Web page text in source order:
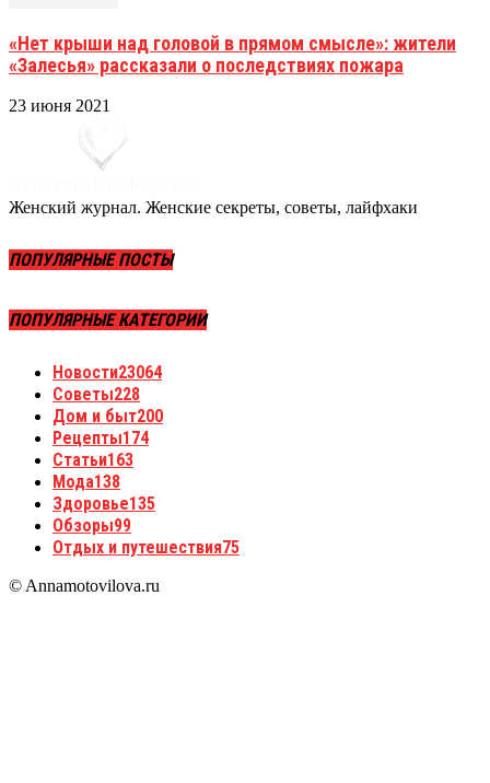
«Нет крыши над головой в прямом смысле»: жители
«Залесья» рассказали о последствиях пожара
23 июня 2021
Женский журнал. Женские секреты, советы, лайфхаки
ПОПУЛЯРНЫЕ ПОСТЫ
ПОПУЛЯРНЫЕ КАТЕГОРИИ
Новости23064
Советы228
Дом и быт200
Рецепты174
Статьи163
Мода138
Здоровье135
Обзоры99
Отдых и путешествия75
© Annamotovilova.ru